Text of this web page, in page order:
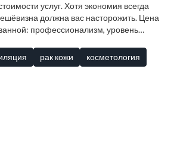
результаты. Это способствует
что важно для успешного опыта
лазерной эпиляции.
услуг. Хотя экономия всегда
должна вас насторожить. Цена
профессионализм, уровень
Сравните цены в нескольких
какие предложения присутствуют на
подходящее с учетом всех важных
рак кожи косметология